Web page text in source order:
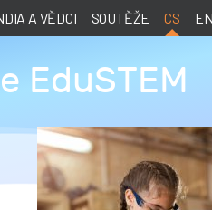
A VĚDCI SOUTĚŽE CS EN
EduSTEM